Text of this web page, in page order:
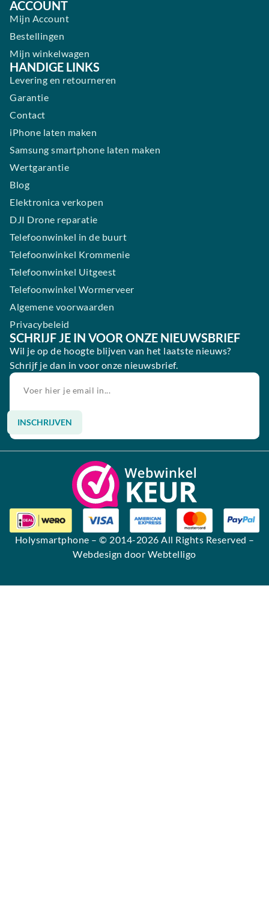
ACCOUNT
Mijn Account
Bestellingen
Mijn winkelwagen
HANDIGE LINKS
Levering en retourneren
Garantie
Contact
iPhone laten maken
Samsung smartphone laten maken
Wertgarantie
Blog
Elektronica verkopen
DJI Drone reparatie
Telefoonwinkel in de buurt
Telefoonwinkel Krommenie
Telefoonwinkel Uitgeest
Telefoonwinkel Wormerveer
Algemene voorwaarden
Privacybeleid
SCHRIJF JE IN VOOR ONZE NIEUWSBRIEF
Wil je op de hoogte blijven van het laatste nieuws?
Schrijf je dan in voor onze nieuwsbrief.
INSCHRIJVEN
Alternative:
Holysmartphone – © 2014-2026 All Rights Reserved –
Webdesign door Webtelligo